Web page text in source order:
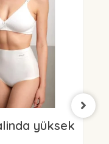
yüksek